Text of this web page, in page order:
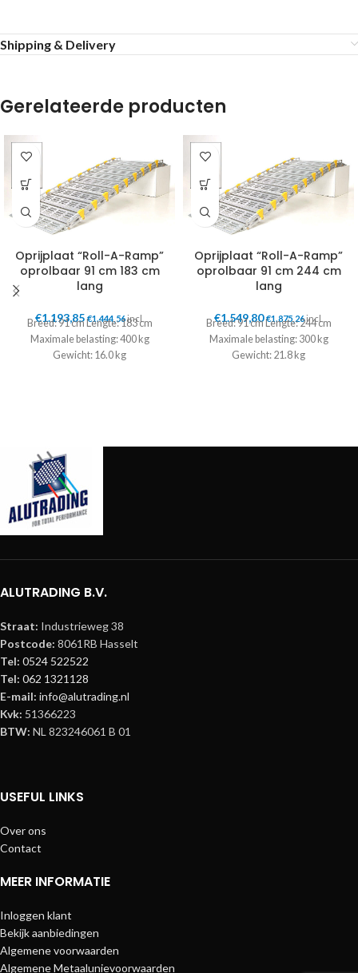
Shipping & Delivery
Gerelateerde producten
Oprijplaat “Roll-A-Ramp”
oprolbaar 91 cm 183 cm
lang
€1.193,85 €1.444,56incl.
Breed: 91 cm Lengte: 183 cm
Maximale belasting: 400 kg
Gewicht: 16.0 kg
Oprijplaat “Roll-A-Ramp”
oprolbaar 91 cm 244 cm
lang
€1.549,80 €1.875,26incl.
Breed: 91 cm Lengte: 244 cm
Maximale belasting: 300 kg
Gewicht: 21.8 kg
ALUTRADING B.V.
Straat: Industrieweg 38
Postcode: 8061RB Hasselt
Tel: 0524 522522
Tel: 062 1321128
E-mail: info@alutrading.nl
Kvk: 51366223
BTW: NL 823246061 B 01
USEFUL LINKS
Over ons
Contact
MEER INFORMATIE
Inloggen klant
Bekijk aanbiedingen
Algemene voorwaarden
Algemene Metaalunievoorwaarden